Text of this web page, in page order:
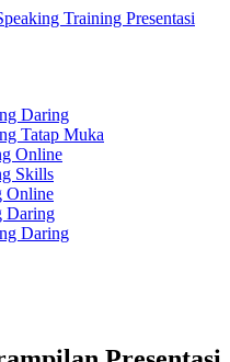
Daring
Tatap Muka
Online
Skills
Online
Daring
Daring